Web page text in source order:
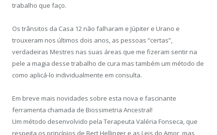
trabalho que faço.
Os trânsitos da Casa 12 não falharam e Júpiter e Urano e
trouxeram nos últimos dois anos, as pessoas “certas”,
verdadeiras Mestres nas suas áreas que me fizeram sentir na
pele a magia desse trabalho de cura mas também um método de
como aplicá-lo individualmente em consulta.
Em breve mais novidades sobre esta nova e fascinante
ferramenta chamada de Biossimetria Ancestral!
Um método desenvolvido pela Terapeuta Valéria Fonseca, que
respeita os princípios de Bert Hellinger e as Leis do Amor, mas